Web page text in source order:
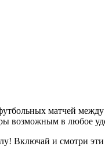
матчей
возможным в любое
Включай и смотри